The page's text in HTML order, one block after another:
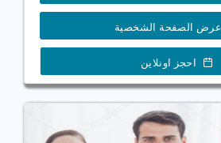
عرض الصفحة الشخصية
احجز اونلاين